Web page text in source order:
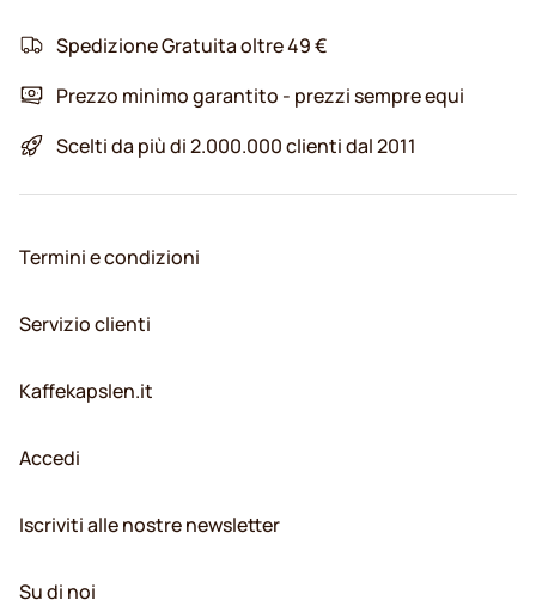
Spedizione Gratuita oltre 49 €
Prezzo minimo garantito - prezzi sempre equi
Scelti da più di 2.000.000 clienti dal 2011
Termini e condizioni
Servizio clienti
Kaffekapslen.it
Accedi
Iscriviti alle nostre newsletter
Su di noi